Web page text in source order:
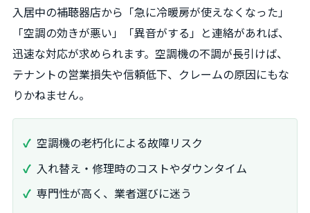
入居中の補聴器店から「急に冷暖房が使えなくなった」
「空調の効きが悪い」「異音がする」と連絡があれば、
迅速な対応が求められます。空調機の不調が長引けば、
テナントの営業損失や信頼低下、クレームの原因にもな
りかねません。
空調機の老朽化による故障リスク
入れ替え・修理時のコストやダウンタイム
専門性が高く、業者選びに迷う